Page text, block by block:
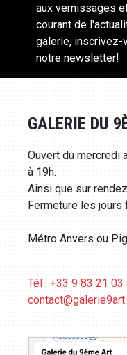
aux vernissages
courant de
galerie, inscrivez-
notre newsletter!
GALERIE DU
Ouvert du mercredi
à 19h.
Ainsi que sur
Fermeture les jours
Métro Anvers ou
Tél : +33 9 83 21 03